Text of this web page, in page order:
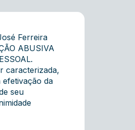
Ferreira
ABUSIVA
caracterizada,
da
seu